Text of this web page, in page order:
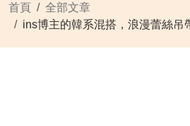
《巔峰守衛 Highguard》正
首頁
全部文章
ins博主的韓系混搭，浪漫蕾絲吊